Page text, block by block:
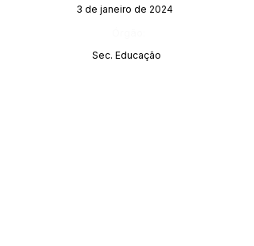
3 de janeiro de 2024
Sec. Educação